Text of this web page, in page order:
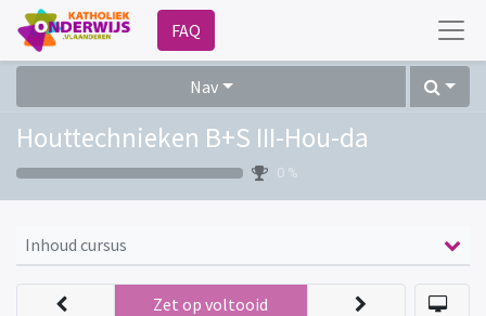
FAQ
Nav
Houttechnieken B+S III-Hou-da
0 %
Inhoud cursus
Zet op voltooid